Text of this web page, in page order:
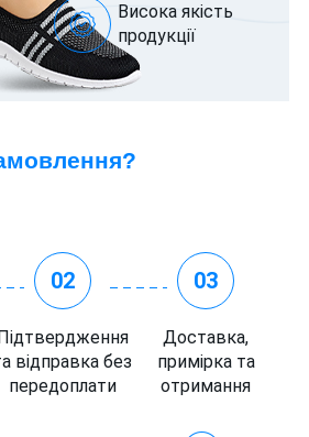
Висока якість
продукції
02
Підтвердження
відправка без
передоплати
03
Доставка,
примірка та
отримання